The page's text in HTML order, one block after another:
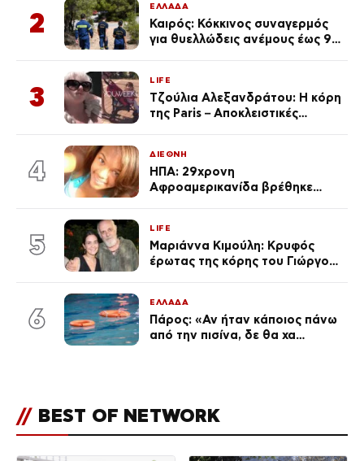
2
ΕΛΛΑΔΑ
Καιρός: Κόκκινος συναγερμός
για θυελλώδεις ανέμους έως 9
3
LIFE
Τζούλια Αλεξανδράτου: Η κόρη
της Paris – Αποκλειστικές
4
ΔΙΕΘΝΗ
ΗΠΑ: 29χρονη
Αφροαμερικανίδα βρέθηκε
5
LIFE
Μαριάννα Κιμούλη: Κρυφός
έρωτας της κόρης του Γιώργου,
6
ΕΛΛΑΔΑ
Πάρος: «Αν ήταν κάποιος πάνω
από την πισίνα, δε θα χα
beach bar
// BEST OF NETWORK